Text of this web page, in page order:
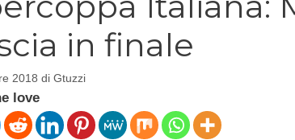
in finale
2018 di Gtuzzi
love